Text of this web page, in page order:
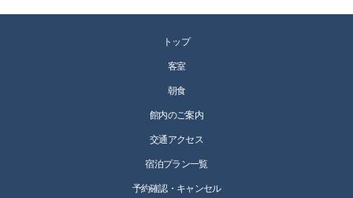
トップ
客室
朝食
館内のご案内
交通アクセス
宿泊プラン一覧
予約確認・キャンセル